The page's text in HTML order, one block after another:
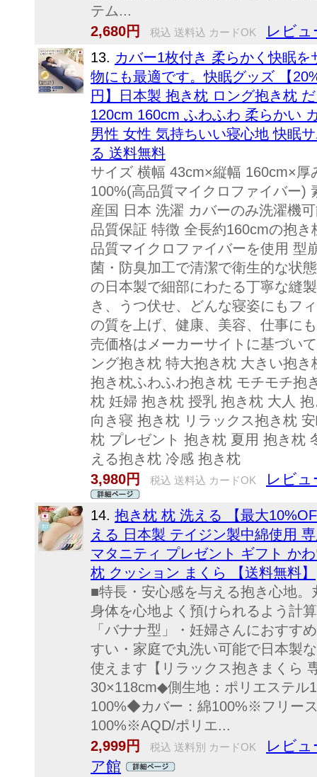
テム...
2,680円
税込 送料込 カードOK レビュ
13. カバー1枚付き 柔らかく快眠
物にも最適です。快眠グッズ 【
円】日本製 抱き枕 ロング抱き枕
120cm 160cm ふわふわ 柔らかい
男性 女性 気持ちいい寝心地 快眠
る 送料無料
サイズ 横幅 43cm×縦幅 160cm×
100%(高品質マイクロファイバー)
産国 日本 洗濯 カバーのみ洗濯機
品質保証 特徴 全長約160cmの抱
品質マイクロファイバーを使用 型
菌・防臭加工で清潔で衛生的な状
の日本製で細部にわたる丁寧な縫
き、うつ伏せ、どんな寝姿にもフ
の質を上げ、健康、美容、仕事に
売価格はメーカーサイトに基づい
ング抱き枕 特大抱き枕 大きい抱
抱き枕ふわふわ抱き枕 モチモチ抱
枕 妊婦 抱き枕 授乳 抱き枕 大人
向き寝 抱き枕 リラックス抱き枕
枕 プレゼント 抱き枕 夏用 抱き枕
える抱き枕 冷感 抱き枕
3,980円
税込 送料込 カードOK レビュ
14. 抱き枕 枕 洗える 【最大
える 日本製 テイジン製中綿使用
マタニティ プレゼント ギフト か
枕 クッション まくら 【送料無料】
■特長・安心感を与える抱き心地
身体を心地よく預けられるよう計
「バナナ型」・妊婦さんにおすす
すい・家庭で丸洗い可能で日本製
使えます【リラックス抱きまくら
30×118cm◆側生地：ポリエステ
100%◆カバー：綿100%※フリー
100%※AQD/ポリエ...
2,999円
税込 送料別 カードOK
レビュ
ア館